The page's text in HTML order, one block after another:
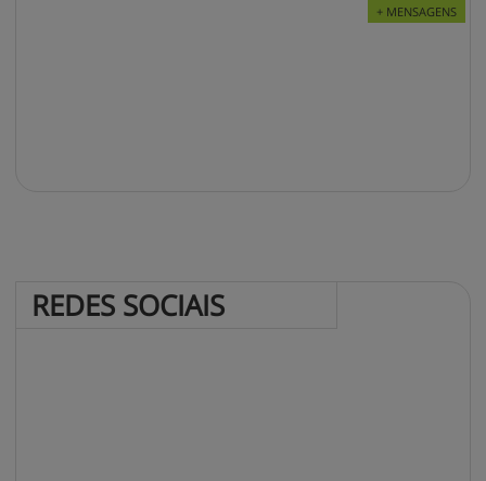
+ MENSAGENS
REDES SOCIAIS